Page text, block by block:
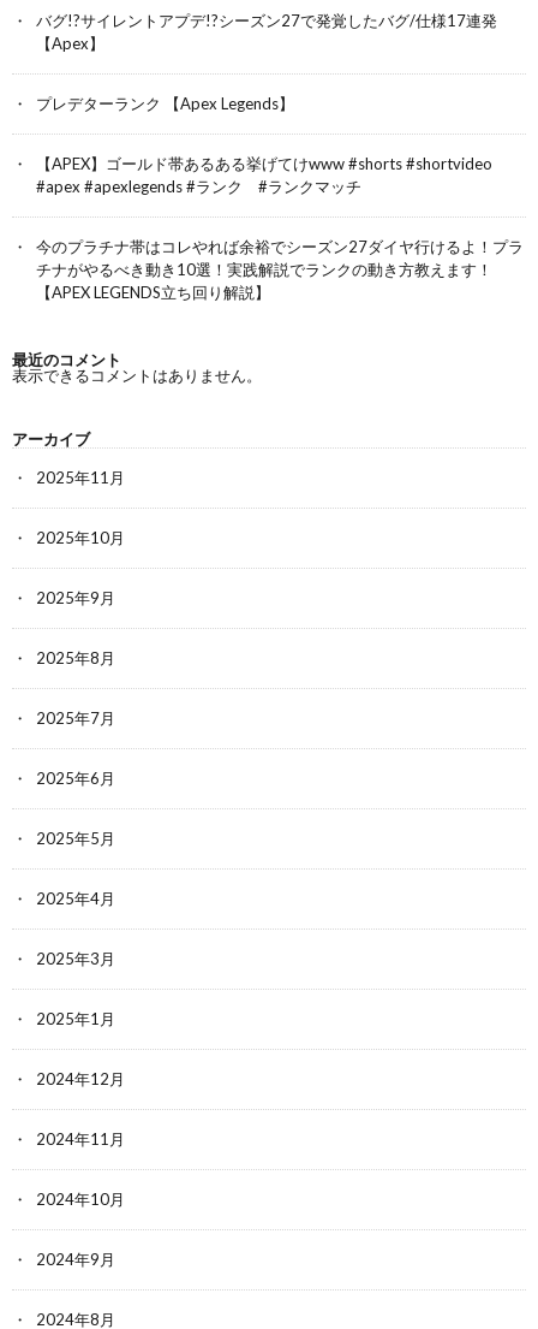
バグ!?サイレントアプデ!?シーズン27で発覚したバグ/仕様17連発
【Apex】
プレデターランク 【Apex Legends】
【APEX】ゴールド帯あるある挙げてけwww #shorts #shortvideo
#apex #apexlegends #ランク #ランクマッチ
今のプラチナ帯はコレやれば余裕でシーズン27ダイヤ行けるよ！プラ
チナがやるべき動き10選！実践解説でランクの動き方教えます！
【APEX LEGENDS立ち回り解説】
最近のコメント
表示できるコメントはありません。
アーカイブ
2025年11月
2025年10月
2025年9月
2025年8月
2025年7月
2025年6月
2025年5月
2025年4月
2025年3月
2025年1月
2024年12月
2024年11月
2024年10月
2024年9月
2024年8月